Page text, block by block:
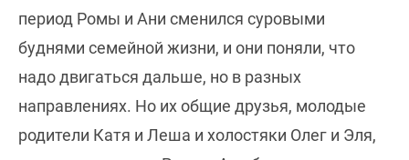
период Ромы и Ани сменился суровыми
буднями семейной жизни, и они поняли, что
надо двигаться дальше, но в разных
направлениях. Но их общие друзья, молодые
родители Катя и Леша и холостяки Олег и Эля,